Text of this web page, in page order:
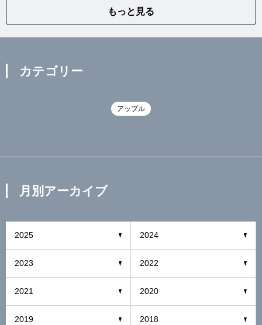
もっと見る
カテゴリー
アップル
月別アーカイブ
2025 2024
2023 2022
2021 2020
2019 2018